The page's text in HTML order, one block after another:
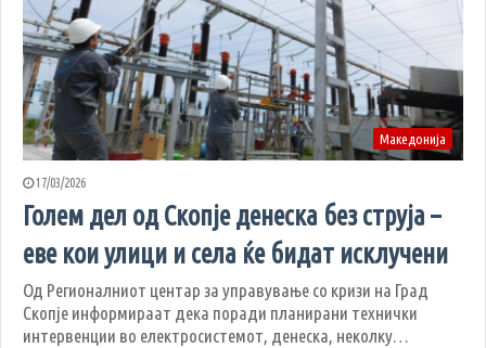
Македонија
17/03/2026
Голем дел од Скопје денеска без струја –
еве кои улици и села ќе бидат исклучени
Од Регионалниот центар за управување со кризи на Град
Скопје информираат дека поради планирани технички
интервенции во електросистемот, денеска, неколку…